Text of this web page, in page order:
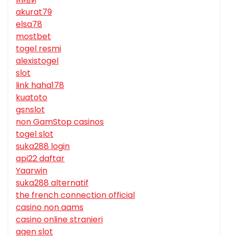
akurat79
elsa78
mostbet
togel resmi
alexistogel
slot
link haha178
kuatoto
gsnslot
non GamStop casinos
togel slot
suka288 login
api22 daftar
Yaarwin
suka288 alternatif
the french connection official
casino non aams
casino online stranieri
agen slot